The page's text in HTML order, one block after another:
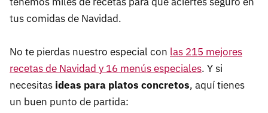
tus comidas de Navidad.
No te pierdas nuestro especial con las 215 mejores
recetas de Navidad y 16 menús especiales. Y si
necesitas ideas para platos concretos, aquí tienes
un buen punto de partida: